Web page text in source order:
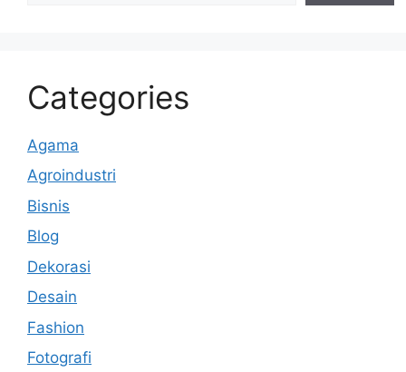
Categories
Agama
Agroindustri
Bisnis
Blog
Dekorasi
Desain
Fashion
Fotografi